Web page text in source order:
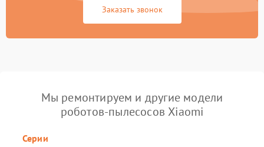
Заказать звонок
Мы ремонтируем и другие модели
роботов-пылесосов Xiaomi
Серии